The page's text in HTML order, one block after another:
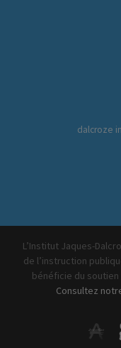
dalcroze
L’Institut Jaques-
de l’instruction
bénéficie du soutien
Consultez